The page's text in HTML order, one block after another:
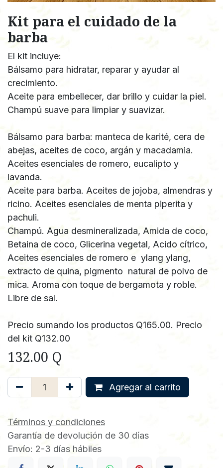
Kit para el cuidado de la
barba
El kit incluye:
Bálsamo para hidratar, reparar y ayudar al
crecimiento.
Aceite para embellecer, dar brillo y cuidar la piel.
Champú suave para limpiar y suavizar.
Bálsamo para barba: manteca de karité, cera de
abejas, aceites de coco, argán y macadamia.
Aceites esenciales de romero, eucalipto y
lavanda.
Aceite para barba. Aceites de jojoba, almendras y
ricino. Aceites esenciales de menta piperita y
pachuli.
Champú. Agua desmineralizada, Amida de coco,
Betaina de coco, Glicerina vegetal, Acido cítrico,
Aceites esenciales de romero e ylang ylang,
extracto de quina, pigmento natural de polvo de
mica. Aroma con toque de bergamota y roble.
Libre de sal.
Precio sumando los productos Q165.00. Precio
del kit Q132.00
132.00 Q
Agregar al carrito
Términos y condiciones
Garantía de devolución de 30 días
Envío: 2-3 días hábiles